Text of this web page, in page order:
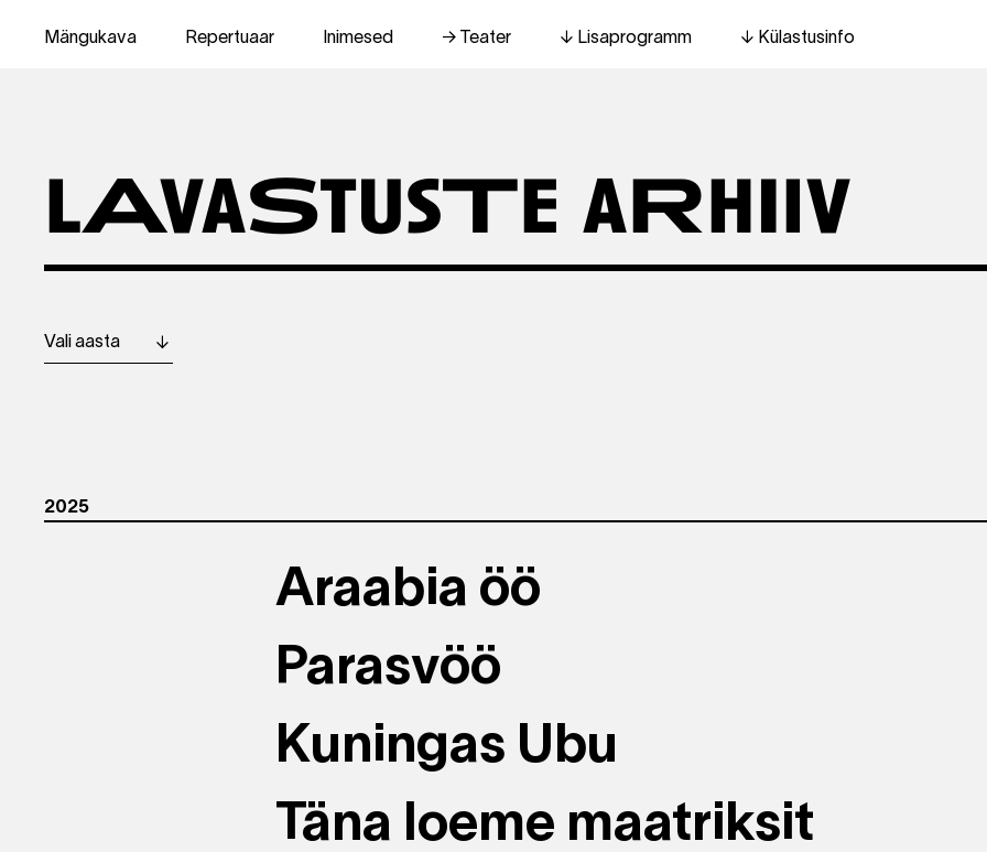
Mängukava Repertuaar Inimesed Teater Lisaprogramm Külastusinfo
lAvaStusTe aRhIiv
2025
Araabia öö
Parasvöö
Kuningas Ubu
Täna loeme maatriksit